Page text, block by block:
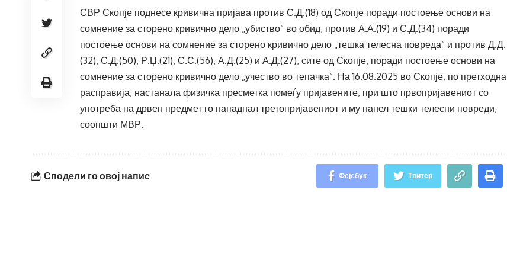
СВР Скопје поднесе кривична пријава против С.Д.(18) од Скопје поради постоење основи на
сомнение за сторено кривично дело „убиство“ во обид, против А.А.(19) и С.Д.(34) поради
постоење основи на сомнение за сторено кривично дело „тешка телесна повреда“ и против Д.Д.
(32), С.Д.(50), Р.Џ.(21), С.С.(56), А.Д.(25) и А.Д.(27), сите од Скопје, поради постоење основи на
сомнение за сторено кривично дело „учество во тепачка“. На 16.08.2025 во Скопје, по претходна
расправија, настанала физичка пресметка помеѓу пријавените, при што првопријавениот со
употреба на дрвен предмет го нападнал третопријавениот и му нанел тешки телесни повреди,
соопшти МВР.
Сподели го овој напис Фејсбук Твитер